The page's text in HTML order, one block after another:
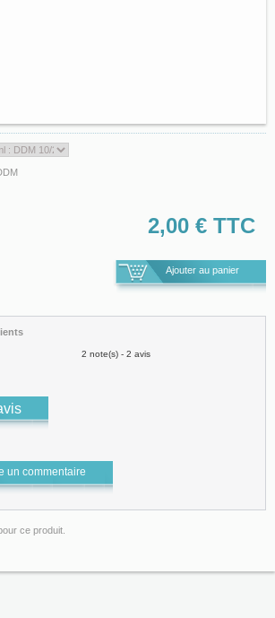
2,00 € TTC
2 note(s) - 2 avis
un commentaire
ce produit.